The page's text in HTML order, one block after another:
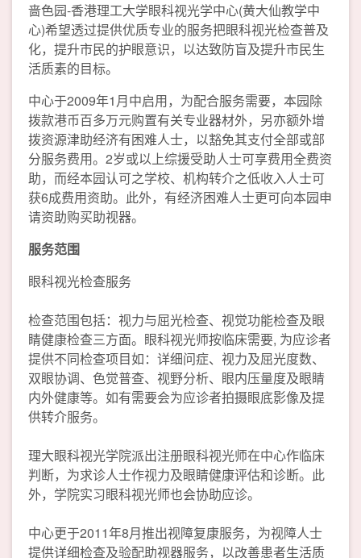
啬色园-香港理工大学眼科视光学中心(黄大仙教学中
心)希望透过提供优质专业的服务把眼科视光检查普及
化，提升市民的护眼意识，以达致防盲及提升市民生
活质素的目标。
中心于2009年1月中启用，为配合服务需要，本园除
拨款港币百多万元购置有关专业器材外，另亦额外增
拨资源津助经济有困难人士，以豁免其支付全部或部
分服务费用。2岁或以上综援受助人士可享费用全费资
助，而经本园认可之学校、机构转介之低收入人士可
获6成费用资助。此外，有经济困难人士更可向本园申
请资助购买助视器。
服务范围
眼科视光检查服务
检查范围包括：视力与屈光检查、视觉功能检查及眼
睛健康检查三方面。眼科视光师按临床需要, 为应诊者
提供不同检查项目如：详细问症、视力及屈光度数、
双眼协调、色觉普查、视野分析、眼内压量度及眼睛
内外健康等。如有需要会为应诊者拍摄眼底影像及提
供转介服务。
理大眼科视光学院派出注册眼科视光师在中心作临床
判断，为求诊人士作视力及眼睛健康评估和诊断。此
外，学院实习眼科视光师也会协助应诊。
中心更于2011年8月推出视障复康服务，为视障人士
提供详细检查及验配助视器服务，以改善患者生活质